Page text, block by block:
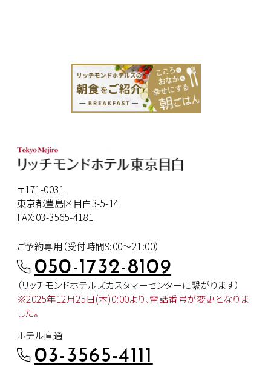
〒171-0031
東京都豊島区目白3-5-14
FAX:03-3565-4181
ご予約専用（受付時間9:00～21:00）
050-1732-8109
（リッチモンドホテルズカスタマーセンターに繋がります）
※2025年12月25日(木)0:00より、電話番号が変更となりま
した。
ホテル直通
03-3565-4111